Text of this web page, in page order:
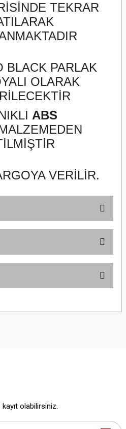
TEKRAR
BLACK PARLAK
OLARAK
ABS
VERİLİR.
formunu kullanarak tarafımıza
olmalı.
olabilirsiniz.